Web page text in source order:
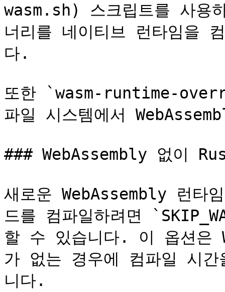
wasm.sh) 스크립트를 사
너리를 네이티브 런타임을
다.
또한 `wasm-runtime-
파일 시스템에서
### WebAssembly 없이
새로운 WebAssembly 런타
드를 컴파일하려면
할 수 있습니다. 이 옵션은
가 없는 경우에 컴파일 시
니다.